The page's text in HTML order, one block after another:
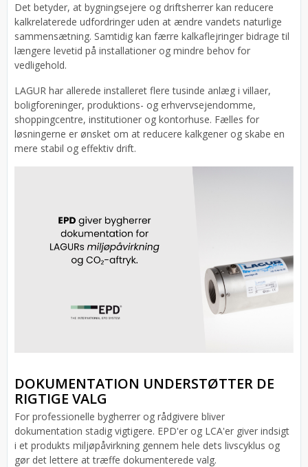
Det betyder, at bygningsejere og driftsherrer kan reducere
kalkrelaterede udfordringer uden at ændre vandets naturlige
sammensætning. Samtidig kan færre kalkaflejringer bidrage til
længere levetid på installationer og mindre behov for
vedligehold.
LAGUR har allerede installeret flere tusinde anlæg i villaer,
boligforeninger, produktions- og erhvervsejendomme,
shoppingcentre, institutioner og kontorhuse. Fælles for
løsningerne er ønsket om at reducere kalkgener og skabe en
mere stabil og effektiv drift.
DOKUMENTATION UNDERSTØTTER DE
RIGTIGE VALG
For professionelle bygherrer og rådgivere bliver
dokumentation stadig vigtigere. EPD'er og LCA'er giver indsigt
i et produkts miljøpåvirkning gennem hele dets livscyklus og
gør det lettere at træffe dokumenterede valg.